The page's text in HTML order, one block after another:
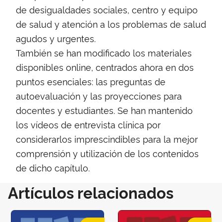
de desigualdades sociales, centro y equipo
de salud y atención a los problemas de salud
agudos y urgentes.
También se han modificado los materiales
disponibles online, centrados ahora en dos
puntos esenciales: las preguntas de
autoevaluación y las proyecciones para
docentes y estudiantes. Se han mantenido
los vídeos de entrevista clínica por
considerarlos imprescindibles para la mejor
comprensión y utilización de los contenidos
de dicho capítulo.
Artículos relacionados